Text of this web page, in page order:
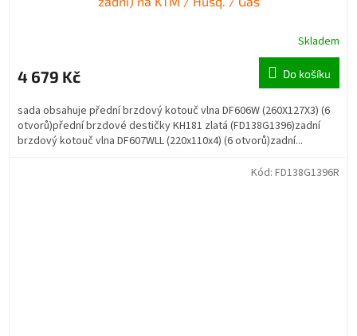
Skladem
4 679 Kč Do košíku
sada obsahuje přední brzdový kotouč vlna DF606W (260X127X3) (6
otvorů)přední brzdové destičky KH181 zlatá (FD138G1396)zadní
brzdový kotouč vlna DF607WLL (220x110x4) (6 otvorů)zadní...
Kód: FD138G1396R